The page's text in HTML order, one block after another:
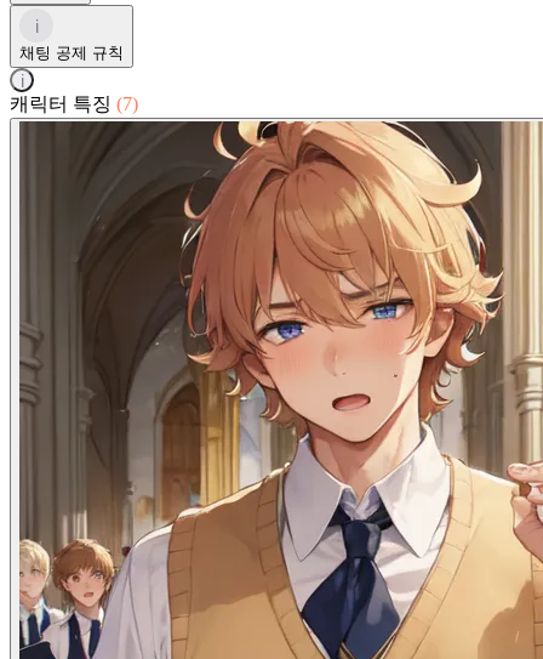
i
채팅 공제 규칙
i
캐릭터 특징 (7)